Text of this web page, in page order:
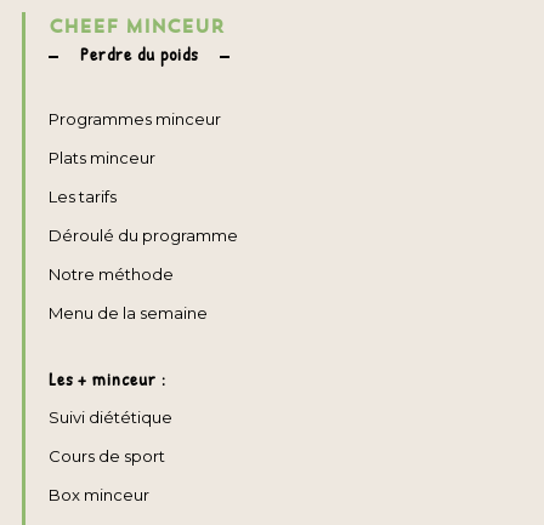
CHEEF MINCEUR
Perdre du poids
Programmes minceur
Plats minceur
Les tarifs
Déroulé du programme
Notre méthode
Menu de la semaine
Les + minceur :
Suivi diététique
Cours de sport
Box minceur